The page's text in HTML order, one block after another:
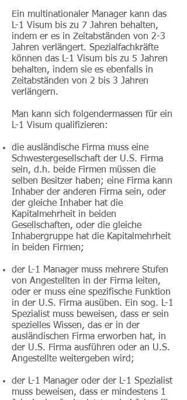
Ein multinationaler Manager kann das
L-1 Visum bis zu 7 Jahren behalten,
indem er es in Zeitabständen von 2-3
Jahren verlängert. Spezialfachkräfte
können das L-1 Visum bis zu 5 Jahren
behalten, indem sie es ebenfalls in
Zeitabständen von 2 bis 3 Jahren
verlängern.
Man kann sich folgendermassen für ein
L-1 Visum qualifizieren:
die ausländische Firma muss eine
Schwestergesellschaft der U.S. Firma
sein, d.h. beide Firmen müssen die
selben Besitzer haben; eine Firma kann
Inhaber der anderen Firma sein, oder
der gleiche Inhaber hat die
Kapitalmehrheit in beiden
Gesellschaften, oder die gleiche
Inhabergruppe hat die Kapitalmehrheit
in beiden Firmen;
der L-1 Manager muss mehrere Stufen
von Angestellten in der Firma leiten,
oder er muss eine spezifische Funktion
in der U.S. Firma ausüben. Ein sog. L-1
Spezialist muss beweisen, dass er sein
spezielles Wissen, das er in der
ausländischen Firma erworben hat, in
der U.S. Firma ausführen oder an U.S.
Angestellte weitergeben wird;
der L-1 Manager oder der L-1 Spezialist
muss beweisen, dass er mindestens 1